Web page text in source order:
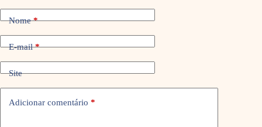
Nome*
E-mail*
Site
Adicionar comentário *